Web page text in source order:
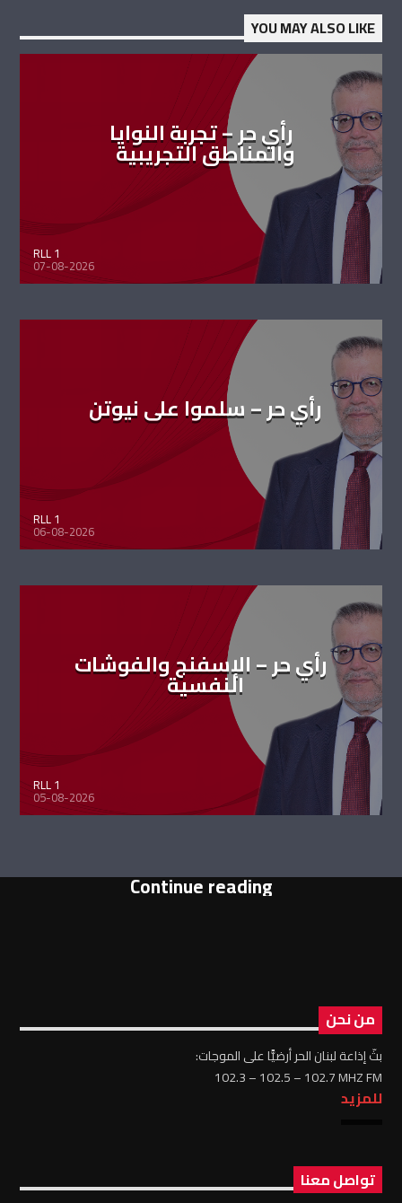
YOU MAY ALSO LIKE
رأي حر – تجربة النوايا
والمناطق التجريبية
RLL 1
07-08-2026
رأي حر – سلموا على نيوتن
RLL 1
06-08-2026
رأي حر – الإسفنج والفوشات
النفسية
RLL 1
05-08-2026
Continue reading
من نحن
بثّ إذاعة لبنان الحر أرضيًّا على الموجات:
102.3 – 102.5 – 102.7 MHZ FM
للمزيد
تواصل معنا